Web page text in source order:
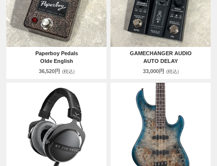
Paperboy Pedals
Olde English
36,520円 (税込)
GAMECHANGER AUDIO
AUTO DELAY
33,000円 (税込)